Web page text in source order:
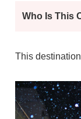
Who Is This
This